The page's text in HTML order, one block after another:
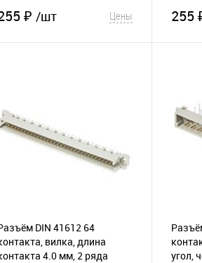
₽ /шт Цены 255
В
DIN 41612 64
вилка, длина
4.0 мм, 2 ряда
угол,